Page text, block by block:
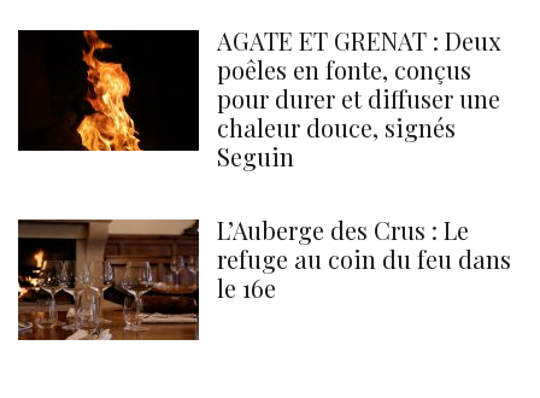
AGATE ET GRENAT : Deux
poêles en fonte, conçus
pour durer et diffuser une
chaleur douce, signés
Seguin
L’Auberge des Crus : Le
refuge au coin du feu dans
le 16e